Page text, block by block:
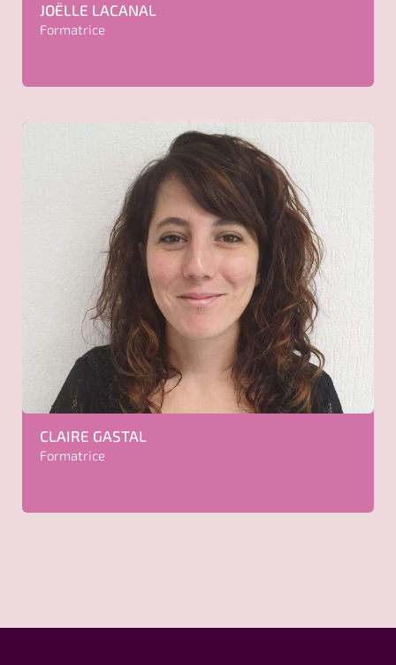
JOËLLE LACANAL
Formatrice
CLAIRE GASTAL
Formatrice